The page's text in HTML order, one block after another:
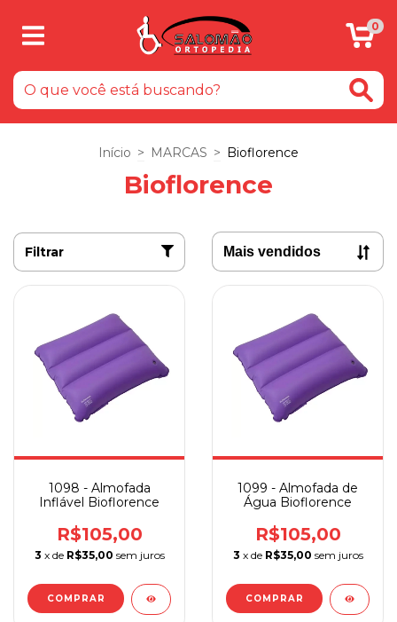
0
Início > MARCAS > Bioflorence
Bioflorence
Filtrar
1098 - Almofada
Inflável Bioflorence
R$105,00
3 x de R$35,00 sem juros
COMPRAR
1099 - Almofada de
Água Bioflorence
R$105,00
3 x de R$35,00 sem juros
COMPRAR